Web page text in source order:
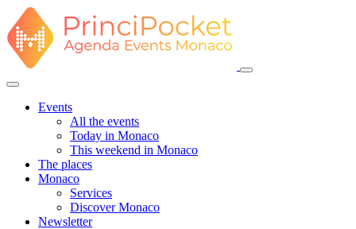
Events
All the events
Today in Monaco
This weekend in Monaco
The places
Monaco
Services
Discover Monaco
Newsletter